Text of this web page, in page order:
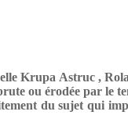
Krupa Astruc ,
ou érodée par
du sujet qui